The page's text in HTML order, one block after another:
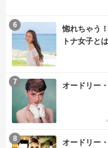
惚れちゃう
トナ女子と
6
オードリー
7
オードリー
8